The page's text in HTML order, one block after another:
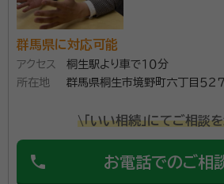
群馬県に対応可能
アクセス
桐生駅より車で１０分
所在地
群馬県桐生市境野町六丁目５２
\「いい相続」にてご相談
phone お電話でのご相